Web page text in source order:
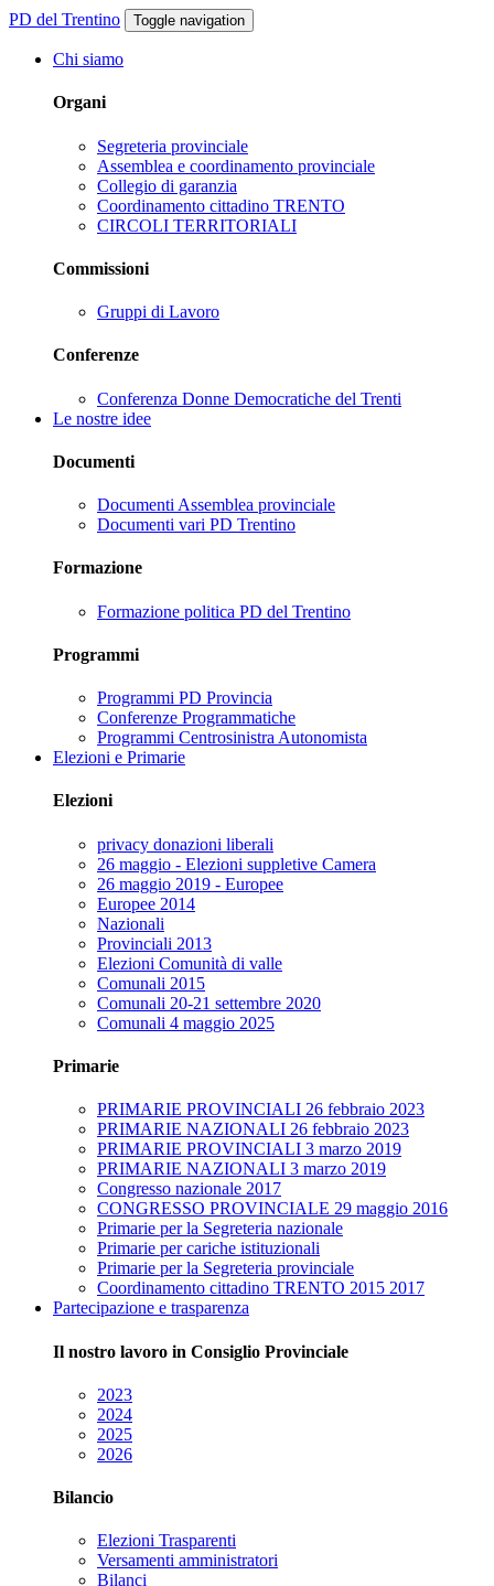
PD del Trentino Toggle navigation
Chi siamo
Organi
Segreteria provinciale
Assemblea e coordinamento provinciale
Collegio di garanzia
Coordinamento cittadino TRENTO
CIRCOLI TERRITORIALI
Commissioni
Gruppi di Lavoro
Conferenze
Conferenza Donne Democratiche del Trenti
Le nostre idee
Documenti
Documenti Assemblea provinciale
Documenti vari PD Trentino
Formazione
Formazione politica PD del Trentino
Programmi
Programmi PD Provincia
Conferenze Programmatiche
Programmi Centrosinistra Autonomista
Elezioni e Primarie
Elezioni
privacy donazioni liberali
26 maggio - Elezioni suppletive Camera
26 maggio 2019 - Europee
Europee 2014
Nazionali
Provinciali 2013
Elezioni Comunità di valle
Comunali 2015
Comunali 20-21 settembre 2020
Comunali 4 maggio 2025
Primarie
PRIMARIE PROVINCIALI 26 febbraio 2023
PRIMARIE NAZIONALI 26 febbraio 2023
PRIMARIE PROVINCIALI 3 marzo 2019
PRIMARIE NAZIONALI 3 marzo 2019
Congresso nazionale 2017
CONGRESSO PROVINCIALE 29 maggio 2016
Primarie per la Segreteria nazionale
Primarie per cariche istituzionali
Primarie per la Segreteria provinciale
Coordinamento cittadino TRENTO 2015 2017
Partecipazione e trasparenza
Il nostro lavoro in Consiglio Provinciale
2023
2024
2025
2026
Bilancio
Elezioni Trasparenti
Versamenti amministratori
Bilanci